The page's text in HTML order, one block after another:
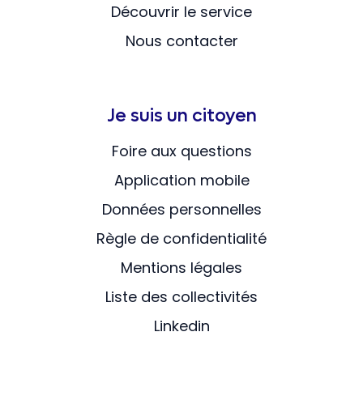
Découvrir le service
Nous contacter
Je suis un citoyen
Foire aux questions
Application mobile
Données personnelles
Règle de confidentialité
Mentions légales
Liste des collectivités
Linkedin